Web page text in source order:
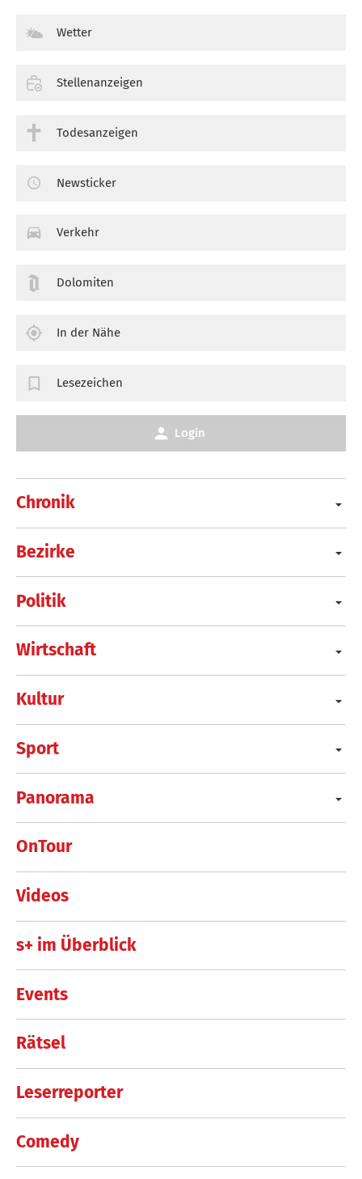
Chronik
Bezirke
Politik
Wirtschaft
Kultur
Sport
Panorama
OnTour
Videos
s+ im Überblick
Events
Rätsel
Leserreporter
Comedy
Wetter
Stellenanzeigen
Todesanzeigen
Newsticker
Verkehr
Dolomiten
In der Nähe
Lesezeichen
Login